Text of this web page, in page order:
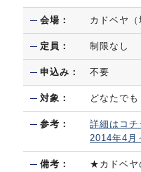
会場： カドベヤ
定員： 制限なし
申込み： 不要
対象： どなたでも
参考：
詳細はコ
2014年4月
備考：
★カドベ